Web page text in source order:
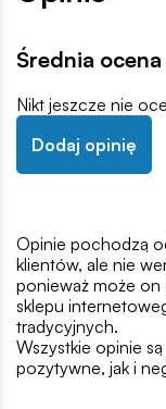
Średnia ocena
Nikt jeszcze nie
Dodaj opinię
Opinie pochodzą
klientów, ale nie
ponieważ może
sklepu
tradycyjnych.
Wszystkie opinie
pozytywne, jak i